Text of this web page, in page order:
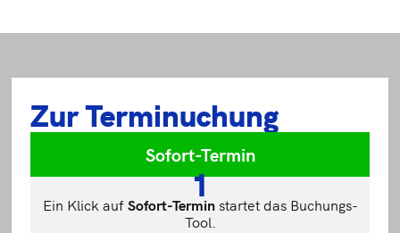
Zur Terminuchung
Sofort-Termin
1
Ein Klick aufSofort-Terminstartet das Buchungs-
Tool.